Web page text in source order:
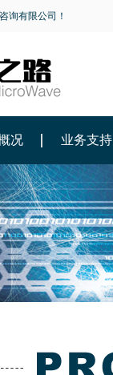
询有限公司！
况 业务支持